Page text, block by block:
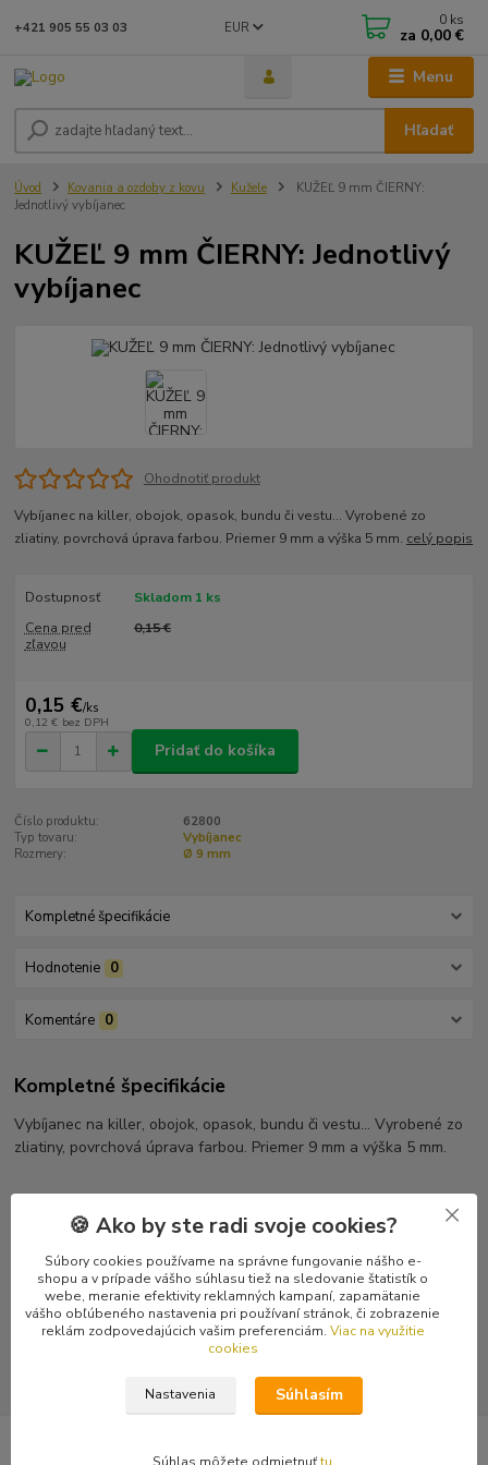
Menu
EUR
Hľadať
+421 905 55 03 03 0 ks
za 0,00 €
Úvod Kovania a ozdoby z kovu Kužele
KUŽEĽ 9 mm ČIERNY:
Jednotlivý vybíjanec
KUŽEĽ 9 mm ČIERNY: Jednotlivý
vybíjanec
Ohodnotiť produkt
Vybíjanec na killer, obojok, opasok, bundu či vestu... Vyrobené zo
zliatiny, povrchová úprava farbou. Priemer 9 mm a výška 5 mm. celý popis
Dostupnosť
Skladom 1 ks
Cena pred
zľavou
0,15 €
0,15 €/ks
0,12 € bez DPH
Pridať do košíka
Číslo produktu:
62800
Typ tovaru:
Vybíjanec
Rozmery:
Ø 9 mm
Kompletné špecifikácie
Hodnotenie 0
Komentáre 0
Kompletné špecifikácie
Vybíjanec na killer, obojok, opasok, bundu či vestu... Vyrobené zo
zliatiny, povrchová úprava farbou. Priemer 9 mm a výška 5 mm.
Tovar zaradený v kategóriách
Kovania a ozdoby z kovu
Kužele
🍪 Ako by ste radi svoje cookies?
Súbory cookies používame na správne fungovanie nášho e-
shopu a v prípade vášho súhlasu tiež na sledovanie štatistík o
webe, meranie efektivity reklamných kampaní, zapamätanie
vášho obľúbeného nastavenia pri používaní stránok, či zobrazenie
reklám zodpovedajúcich vašim preferenciám. Viac na využitie
cookies
Nastavenia Súhlasím